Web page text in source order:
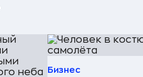
Бизнес